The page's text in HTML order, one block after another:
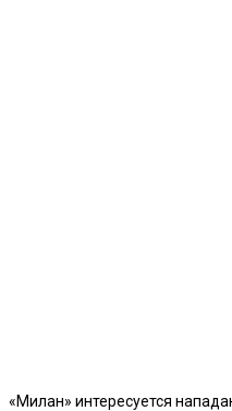
«Милан» интересуется